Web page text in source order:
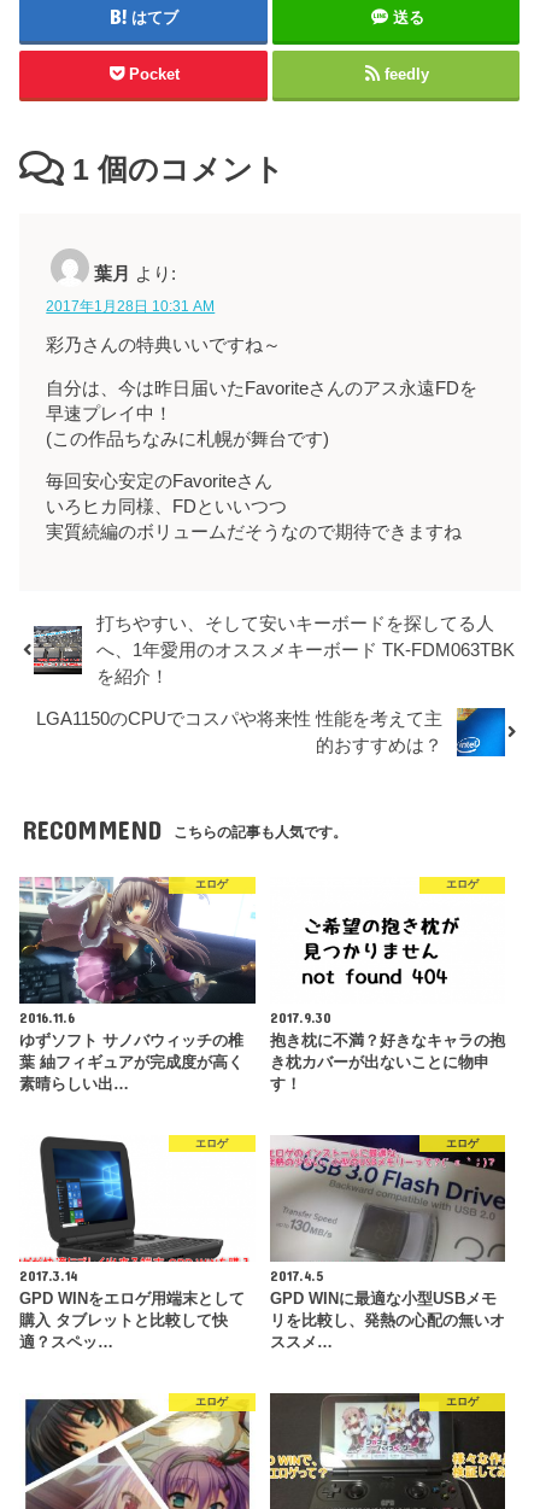
はてブ 送る
Pocket feedly
1 個のコメント
葉月 より:
2017年1月28日 10:31 AM
彩乃さんの特典いいですね～
自分は、今は昨日届いたFavoriteさんのアス永遠FDを
早速プレイ中！
(この作品ちなみに札幌が舞台です)
毎回安心安定のFavoriteさん
いろヒカ同様、FDといいつつ
実質続編のボリュームだそうなので期待できますね
打ちやすい、そして安いキーボードを探してる人
へ、1年愛用のオススメキーボード TK-FDM063TBK
を紹介！
LGA1150のCPUでコスパや将来性 性能を考えて主
的おすすめは？
RECOMMEND こちらの記事も人気です。
エロゲ
2016.11.6
ゆずソフト サノバウィッチの椎
葉 紬フィギュアが完成度が高く
素晴らしい出…
エロゲ
2017.9.30
抱き枕に不満？好きなキャラの抱
き枕カバーが出ないことに物申
す！
エロゲ
2017.3.14
GPD WINをエロゲ用端末として
購入 タブレットと比較して快
適？スペッ…
エロゲ
2017.4.5
GPD WINに最適な小型USBメモ
リを比較し、発熱の心配の無いオ
ススメ…
エロゲ エロゲ